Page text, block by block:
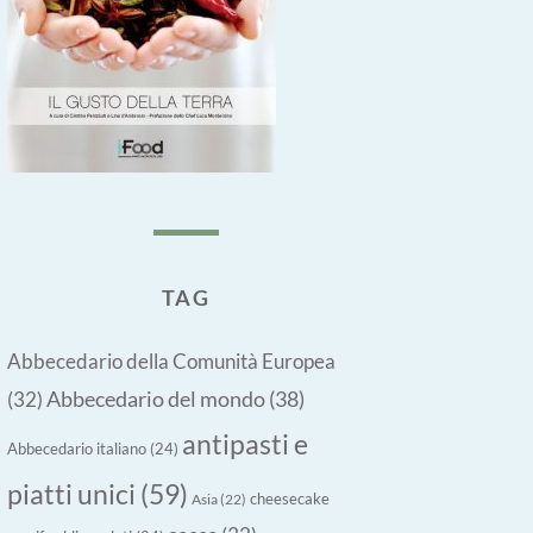
TAG
Abbecedario della Comunità Europea
(32) Abbecedario del mondo(38)
Abbecedario italiano (24) antipasti e
piatti unici (59) Asia(22) cheesecake